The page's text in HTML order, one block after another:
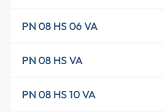
PN 08 HS 06 VA
PN 08 HS VA
PN 08 HS 10 VA